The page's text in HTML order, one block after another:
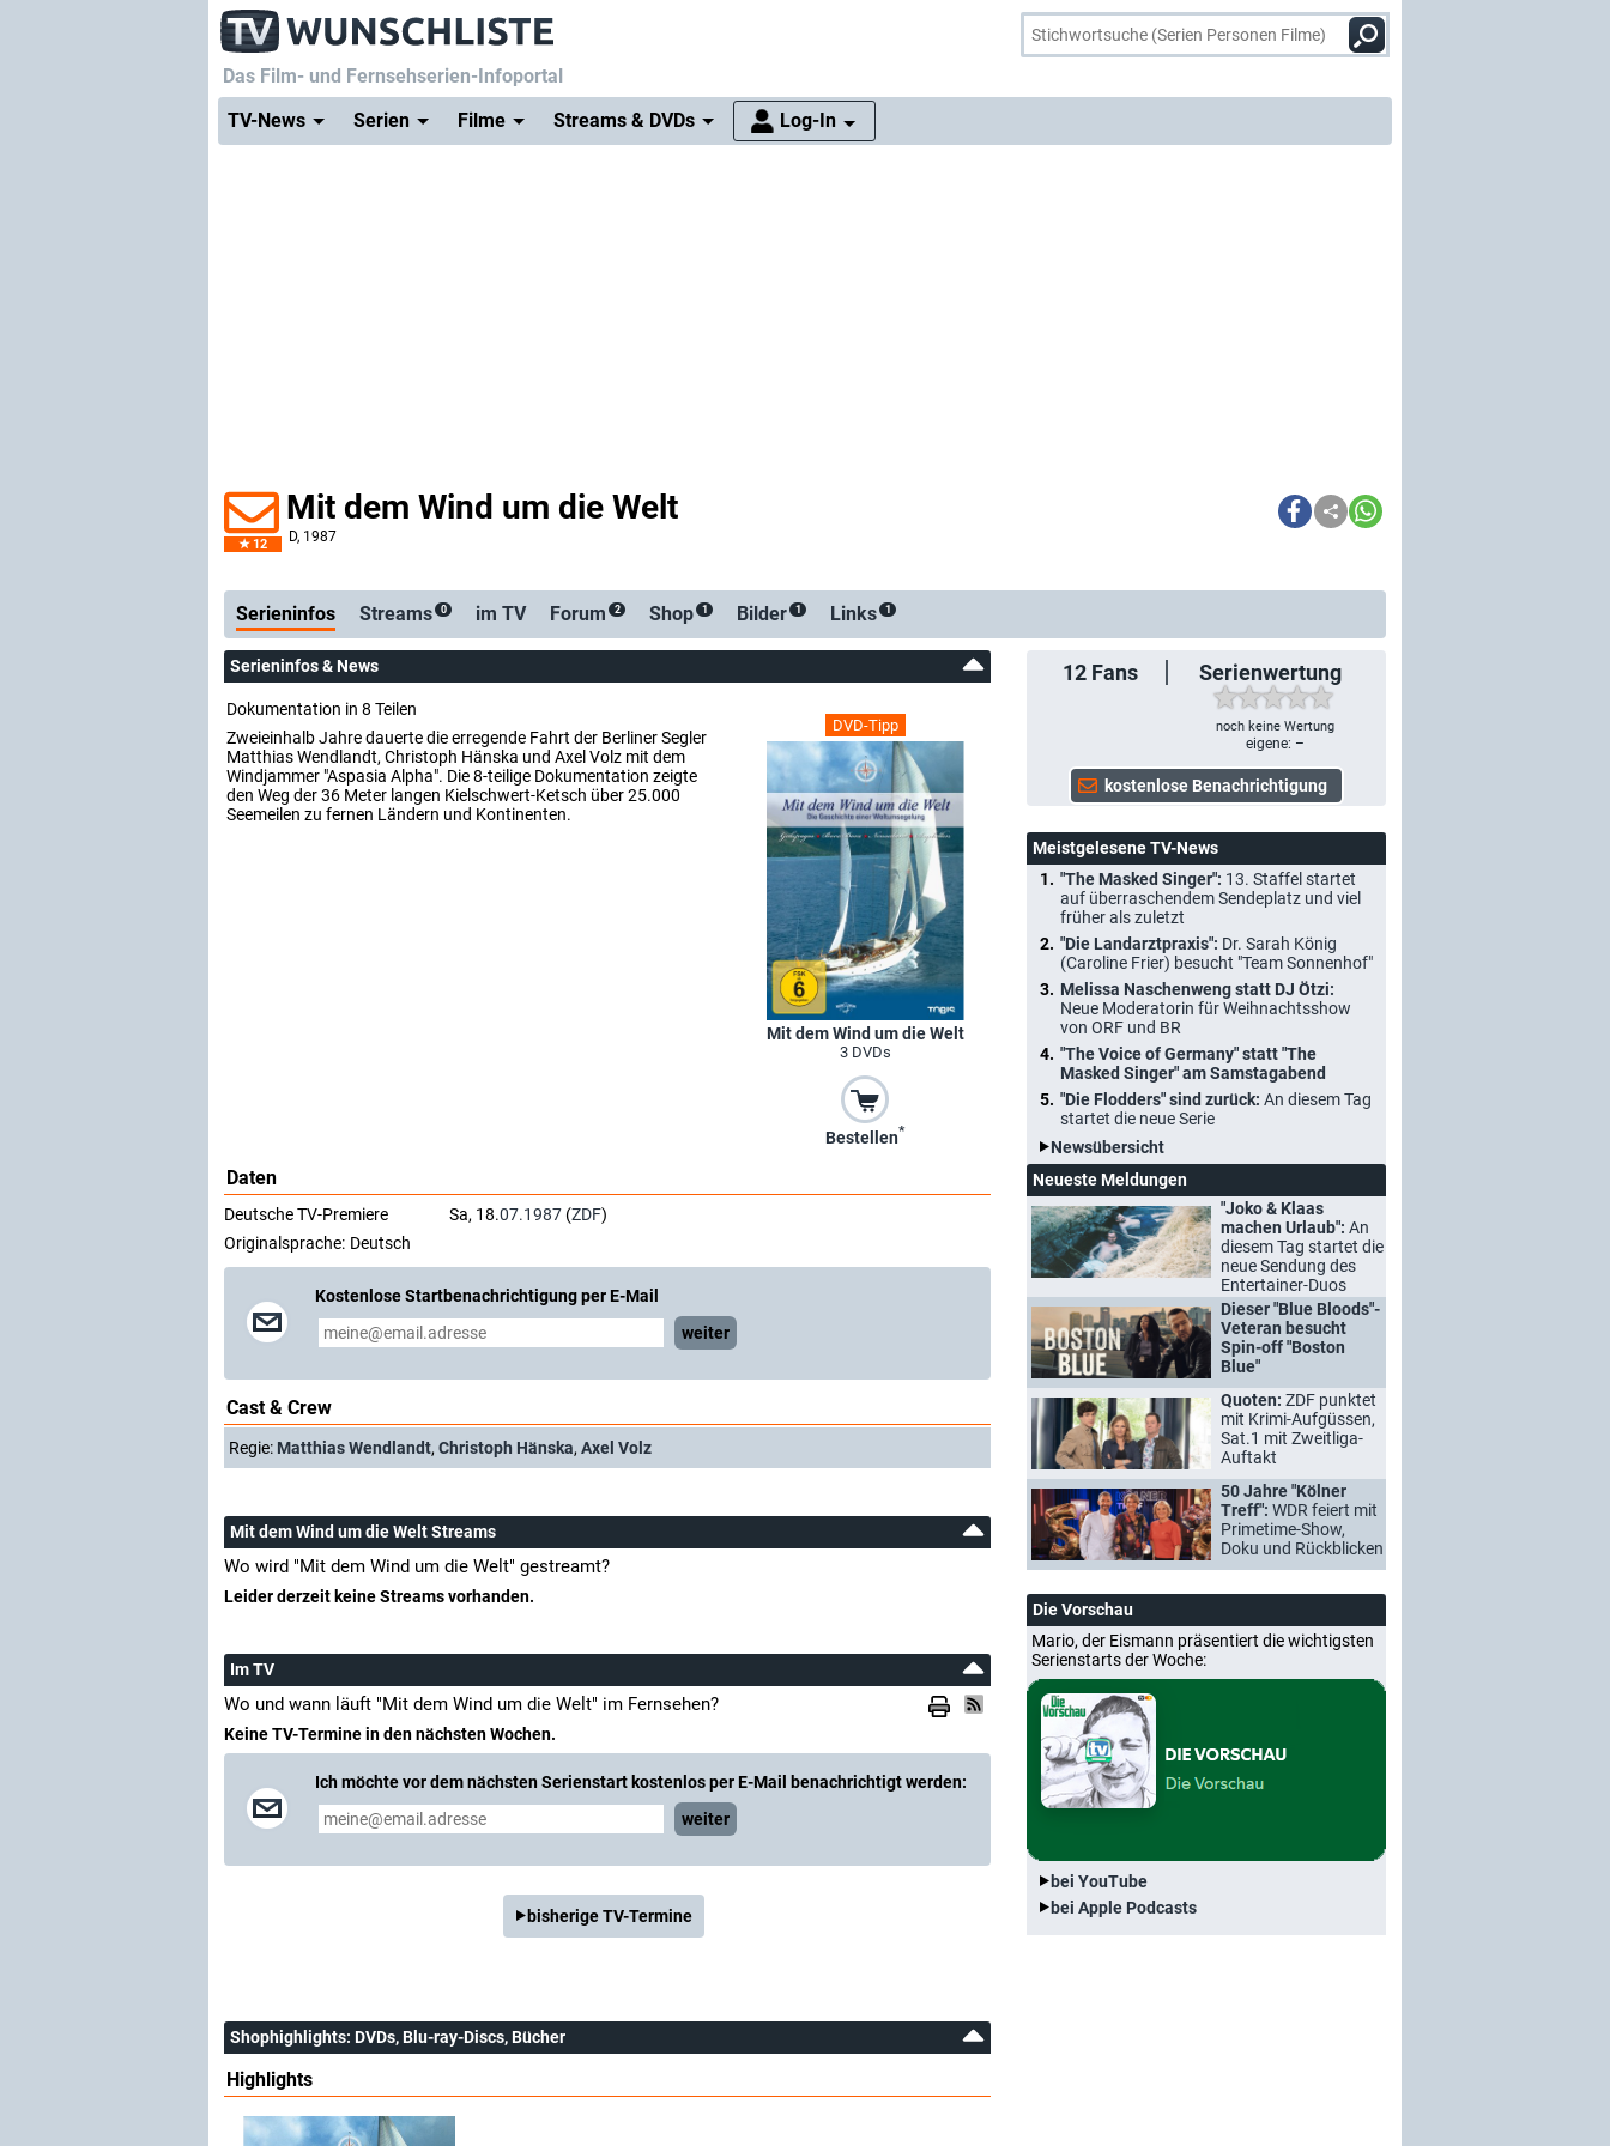
Das Film- und Fernsehserien-Infoportal
TV-News
Serien Filme Streams & DVDs Log-In
12
Mit dem Wind um die Welt
D, 1987
Serienticker
Serieninfos Streams 0 im TV Forum 2 Shop 1 Bilder 1 Links 1
12 Fans Serienwertung
noch keine Wertung
eigene: –
Serieninfos & News
DVD-Tipp
Mit dem Wind um die Welt
3 DVDs
Bestellen*
Dokumentation in 8 Teilen
Zweieinhalb Jahre dauerte die erregende Fahrt der Berliner Segler
Matthias Wendlandt, Christoph Hänska und Axel Volz mit dem
Windjammer "Aspasia Alpha". Die 8-teilige Dokumentation zeigte
den Weg der 36 Meter langen Kielschwert-Ketsch über 25.000
Seemeilen zu fernen Ländern und Kontinenten.
Daten
Deutsche TV-Premiere Sa, 18.07.1987 (ZDF)
Originalsprache: Deutsch
Kostenlose Startbenachrichtigung per E-Mail
weiter
Cast & Crew
Regie: Matthias Wendlandt, Christoph Hänska, Axel Volz
Mit dem Wind um die Welt Streams
Wo wird "Mit dem Wind um die Welt" gestreamt?
Leider derzeit keine Streams vorhanden.
Im TV
Wo und wann läuft "Mit dem Wind um die Welt" im Fernsehen?
Keine TV-Termine in den nächsten Wochen.
Ich möchte vor dem nächsten Serienstart kostenlos per E-Mail benachrichtigt werden:
weiter
bisherige TV-Termine
Shophighlights: DVDs, Blu-ray-Discs, Bücher
Highlights
Meistgelesene TV-News
"The Masked Singer": 13. Staffel startet
auf überraschendem Sendeplatz und viel
früher als zuletzt
"Die Landarztpraxis": Dr. Sarah König
(Caroline Frier) besucht "Team Sonnenhof"
Melissa Naschenweng statt DJ Ötzi:
Neue Moderatorin für Weihnachtsshow
von ORF und BR
"The Voice of Germany" statt "The
Masked Singer" am Samstagabend
"Die Flodders" sind zurück: An diesem Tag
startet die neue Serie
Newsübersicht
Neueste Meldungen
"Joko & Klaas
machen Urlaub": An
diesem Tag startet die
neue Sendung des
Entertainer-Duos
Dieser "Blue Bloods"-
Veteran besucht
Spin-off "Boston
Blue"
Quoten: ZDF punktet
mit Krimi-Aufgüssen,
Sat.1 mit Zweitliga-
Auftakt
50 Jahre "Kölner
Treff": WDR feiert mit
Primetime-Show,
Doku und Rückblicken
Die Vorschau
Mario, der Eismann präsentiert die wichtigsten
Serienstarts der Woche:
bei YouTube
bei Apple Podcasts